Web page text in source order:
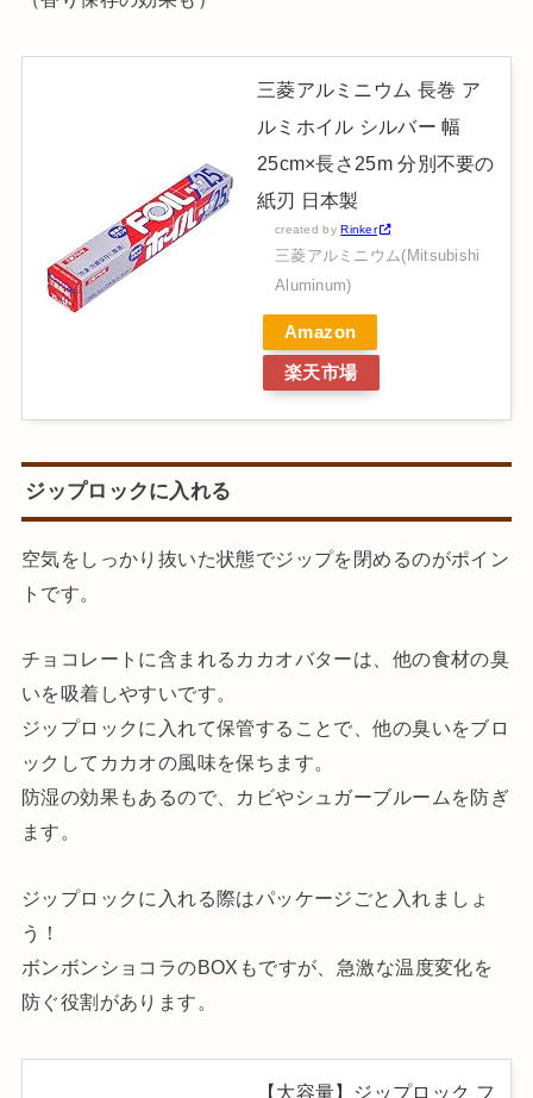
三菱アルミニウム 長巻 ア
ルミホイル シルバー 幅
25cm×長さ25m 分別不要の
紙刃 日本製
created byRinker
三菱アルミニウム(Mitsubishi
Aluminum)
Amazon
楽天市場
ジップロックに入れる
空気をしっかり抜いた状態でジップを閉めるのがポイン
トです。
チョコレートに含まれるカカオバターは、他の食材の臭
いを吸着しやすいです。
ジップロックに入れて保管することで、他の臭いをブロ
ックしてカカオの風味を保ちます。
防湿の効果もあるので、カビやシュガーブルームを防ぎ
ます。
ジップロックに入れる際はパッケージごと入れましょ
う！
ボンボンショコラのBOXもですが、急激な温度変化を
防ぐ役割があります。
【大容量】ジップロック フ